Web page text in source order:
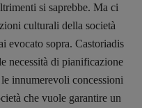
si saprebbe. Ma ci
culturali della società
evocato sopra. Castoriadis
necessità di pianificazione
innumerevoli concessioni
che vuole garantire un